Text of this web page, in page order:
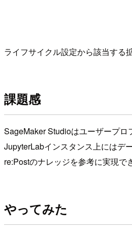
ライフサイクル設定から該当する
課題感
SageMaker Studioはユーザープロ
JupyterLabインスタンス上にはデ
re:Postのナレッジを参考に実現で
やってみた